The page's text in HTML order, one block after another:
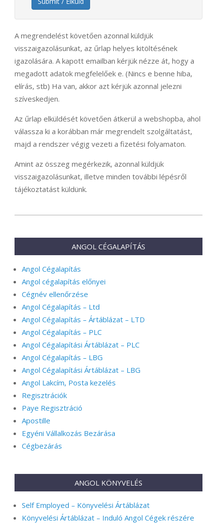
A megrendelést követően azonnal küldjük
visszaigazolásunkat, az űrlap helyes kitöltésének
igazolására. A kapott emailban kérjük nézze át, hogy a
megadott adatok megfelelőek e. (Nincs e benne hiba,
elírás, stb) Ha van, akkor azt kérjük azonnal jelezni
szíveskedjen.
Az űrlap elküldését követően átkerül a webshopba, ahol
válassza ki a korábban már megrendelt szolgáltatást,
majd a rendszer végig vezeti a fizetési folyamaton.
Amint az összeg megérkezik, azonnal küldjük
visszaigazolásunkat, illetve minden további lépésről
tájékoztatást küldünk.
ANGOL CÉGALAPÍTÁS
Angol Cégalapítás
Angol cégalapítás előnyei
Cégnév ellenőrzése
Angol Cégalapítás – Ltd
Angol Cégalapítás – Ártáblázat – LTD
Angol Cégalapítás – PLC
Angol Cégalapítási Ártáblázat – PLC
Angol Cégalapítás – LBG
Angol Cégalapítási Ártáblázat – LBG
Angol Lakcím, Posta kezelés
Regisztrációk
Paye Regisztráció
Apostille
Egyéni Vállalkozás Bezárása
Cégbezárás
ANGOL KÖNYVELÉS
Self Employed – Könyvelési Ártáblázat
Könyvelési Ártáblázat – Induló Angol Cégek részére